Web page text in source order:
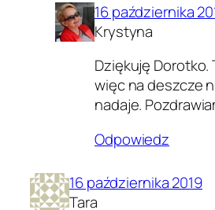
16 października
Krystyna
Dziękuję Dorotko.
więc na deszcze
nadaje.
Odpowiedz
16 października 2019
Tara